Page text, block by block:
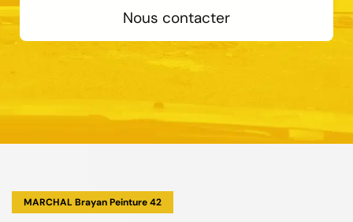
Nous contacter
MARCHAL Brayan Peinture 42